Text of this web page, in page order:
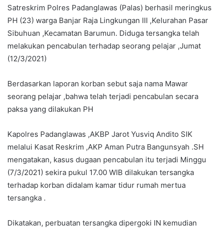
Satreskrim Polres Padanglawas (Palas) berhasil meringkus
PH (23) warga Banjar Raja Lingkungan III ,Kelurahan Pasar
Sibuhuan ,Kecamatan Barumun. Diduga tersangka telah
melakukan pencabulan terhadap seorang pelajar ,Jumat
(12/3/2021)
Berdasarkan laporan korban sebut saja nama Mawar
seorang pelajar ,bahwa telah terjadi pencabulan secara
paksa yang dilakukan PH
Kapolres Padanglawas ,AKBP Jarot Yusviq Andito SIK
melalui Kasat Reskrim ,AKP Aman Putra Bangunsyah .SH
mengatakan, kasus dugaan pencabulan itu terjadi Minggu
(7/3/2021) sekira pukul 17.00 WIB dilakukan tersangka
terhadap korban didalam kamar tidur rumah mertua
tersangka .
Dikatakan, perbuatan tersangka dipergoki IN kemudian